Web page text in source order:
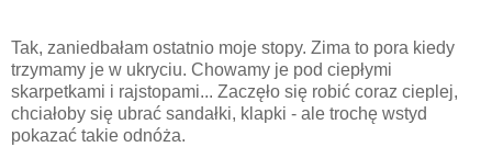
Tak, zaniedbałam ostatnio moje stopy. Zima to pora kiedy
trzymamy je w ukryciu. Chowamy je pod ciepłymi
skarpetkami i rajstopami... Zaczęło się robić coraz cieplej,
chciałoby się ubrać sandałki, klapki - ale trochę wstyd
pokazać takie odnóża.